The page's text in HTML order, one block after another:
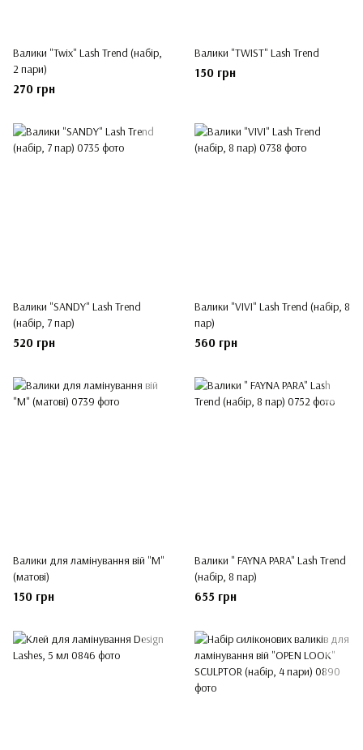
Валики "Twix" Lash Trend (набір,
2 пари)
270 грн
Валики "TWIST" Lash Trend
150 грн
Валики "SANDY" Lash Trend
(набір, 7 пар)
520 грн
Валики "VIVI" Lash Trend (набір, 8
пар)
560 грн
Валики для ламінування вій "M"
(матові)
150 грн
Валики " FAYNA PARA" Lash Trend
(набір, 8 пар)
655 грн